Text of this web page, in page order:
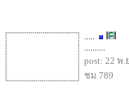
.....
..........
post: 22 พ.
ชม 789